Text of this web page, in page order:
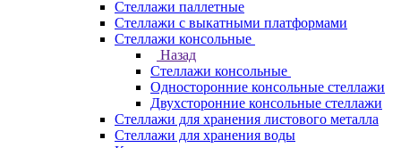
Стеллажи паллетные
Стеллажи с выкатными платформами
Стеллажи консольные
Назад
Стеллажи консольные
Односторонние консольные стеллажи
Двухсторонние консольные стеллажи
Стеллажи для хранения листового металла
Стеллажи для хранения воды